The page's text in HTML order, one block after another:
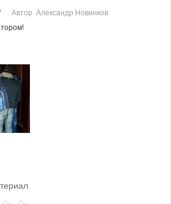
Автор Александр Новинков